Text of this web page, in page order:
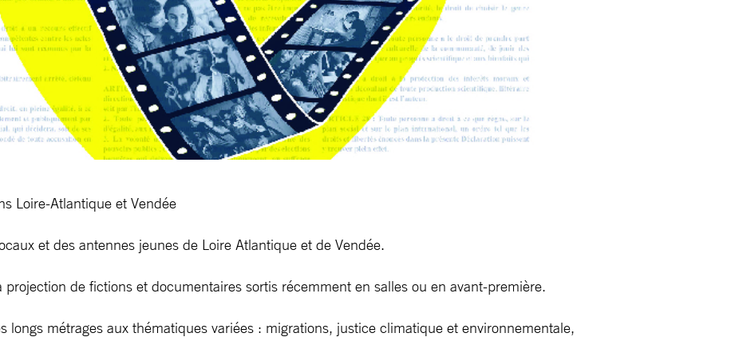
Loire-Atlantique et Vendée
et des antennes jeunes de Loire Atlantique et de Vendée.
de fictions et documentaires sortis récemment en salles ou en avant-première.
longs métrages aux thématiques variées : migrations, justice climatique et environnementale,